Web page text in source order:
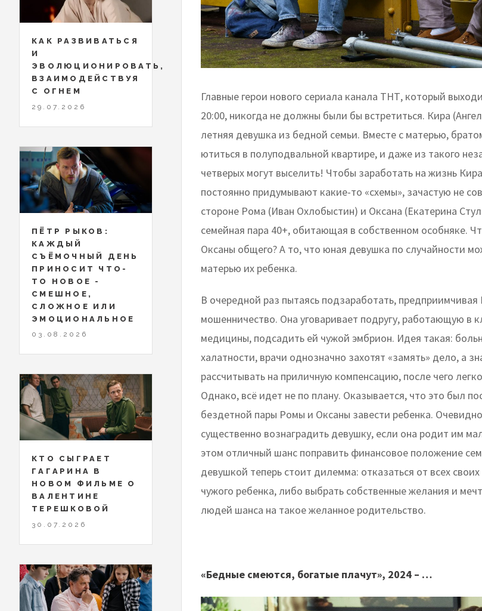
Главные герои нового сериала канала ТНТ, который
20:00, никогда не должны были бы встретиться. Кира
летняя девушка из бедной семьи. Вместе с матерью,
ютиться в полуподвальной квартире, и даже из такого
четверых могут выселить! Чтобы заработать на жизнь
постоянно придумывают какие-то «схемы», зачастую не
стороне Рома (Иван Охлобыстин) и Оксана (Екатерина
семейная пара 40+, обитающая в собственном особняке.
Оксаны общего? А то, что юная девушка по случайности
матерью их ребенка.
В очередной раз пытаясь подзаработать, предприимчивая
мошенничество. Она уговаривает подругу, работающую в
медицины, подсадить ей чужой эмбрион. Идея такая:
халатности, врачи однозначно захотят «замять» дело, а
рассчитывать на приличную компенсацию, после чего
Однако, всё идет не по плану. Оказывается, что это был
бездетной пары Ромы и Оксаны завести ребенка.
существенно вознаградить девушку, если она родит им
этом отличный шанс поправить финансовое положение
девушкой теперь стоит дилемма: отказаться от всех
чужого ребенка, либо выбрать собственные желания и
людей шанса на такое желанное родительство.
«Бедные смеются, богатые плачут», 2024 – …
КАК РАЗВИВАТЬСЯ
И
ЭВОЛЮЦИОНИРОВАТЬ,
ВЗАИМОДЕЙСТВУЯ
С ОГНЕМ
29.07.2026
ПЁТР РЫКОВ:
КАЖДЫЙ
СЪЁМОЧНЫЙ ДЕНЬ
ПРИНОСИТ ЧТО-
ТО НОВОЕ -
СМЕШНОЕ,
СЛОЖНОЕ ИЛИ
ЭМОЦИОНАЛЬНОЕ
03.08.2026
КТО СЫГРАЕТ
ГАГАРИНА В
НОВОМ ФИЛЬМЕ О
ВАЛЕНТИНЕ
ТЕРЕШКОВОЙ
30.07.2026